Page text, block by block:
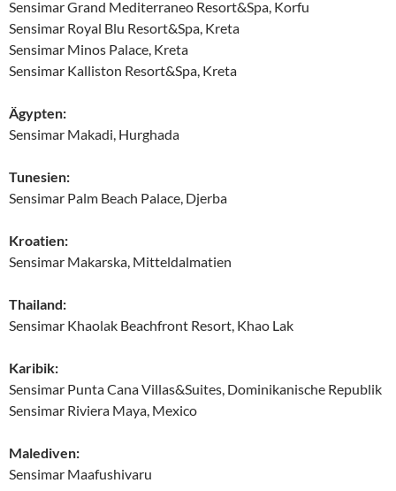
Sensimar Grand Mediterraneo Resort&Spa, Korfu
Sensimar Royal Blu Resort&Spa, Kreta
Sensimar Minos Palace, Kreta
Sensimar Kalliston Resort&Spa, Kreta
Ägypten:
Sensimar Makadi, Hurghada
Tunesien:
Sensimar Palm Beach Palace, Djerba
Kroatien:
Sensimar Makarska, Mitteldalmatien
Thailand:
Sensimar Khaolak Beachfront Resort, Khao Lak
Karibik:
Sensimar Punta Cana Villas&Suites, Dominikanische Republik
Sensimar Riviera Maya, Mexico
Malediven:
Sensimar Maafushivaru